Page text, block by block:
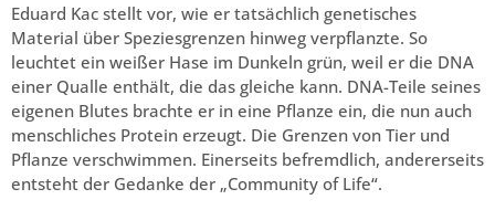
Eduard Kac stellt vor, wie er tatsächlich genetisches
Material über Speziesgrenzen hinweg verpflanzte. So
leuchtet ein weißer Hase im Dunkeln grün, weil er die DNA
einer Qualle enthält, die das gleiche kann. DNA-Teile seines
eigenen Blutes brachte er in eine Pflanze ein, die nun auch
menschliches Protein erzeugt. Die Grenzen von Tier und
Pflanze verschwimmen. Einerseits befremdlich, andererseits
entsteht der Gedanke der „Community of Life“.